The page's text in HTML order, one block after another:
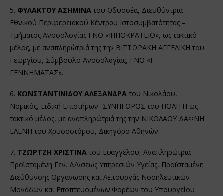
5. ΦΥΛΑΚΤΟΥ ΑΣΗΜΙΝΑ του Οδυσσέα, Διευθύντρια
Εθνικού Περιφερειακού Κέντρου Ιστοσυμβατότητας –
Τμήματος Ανοσολογίας ΓΝΘ «ΙΠΠΟΚΡΑΤΕΙΟ», ως τακτικό
μέλος, με αναπληρώτριά της την ΒΙΤΤΩΡΑΚΗ ΑΓΓΕΛΙΚΗ του
Γεωργίου, Σύμβουλο Ανοσολογίας, ΓΝΘ «Γ.
ΓΕΝΝΗΜΑΤΑΣ».
6. ΚΩΝΣΤΑΝΤΙΝΙΔΟΥ ΑΛΕΞΑΝΔΡΑ του Νικολάου,
Νομικός, Ειδική Επιστήμων- ΣΥΝΗΓΟΡΟΣ του ΠΟΛΙΤΗ ως
τακτικό μέλος, με αναπληρώτριά της την ΝΙΚΟΛΑΟΥ ΔΑΦΝΗ
ΕΛΕΝΗ του Χρυσοστόμου, Δικηγόρο Αθηνών.
7. ΤΖΩΡΤΖΗ ΧΡΙΣΤΙΝΑ του Ευαγγέλου, Αναπληρώτρια
Προϊσταμένη Γεν. Δ/νσεως Υπηρεσιών Υγείας, Προϊσταμένη
Διεύθυνσης Οργάνωσης και Λειτουργάς Νοσηλευτικών
Μονάδων και Εποπτευομένων Φορέων του Υπουργείου